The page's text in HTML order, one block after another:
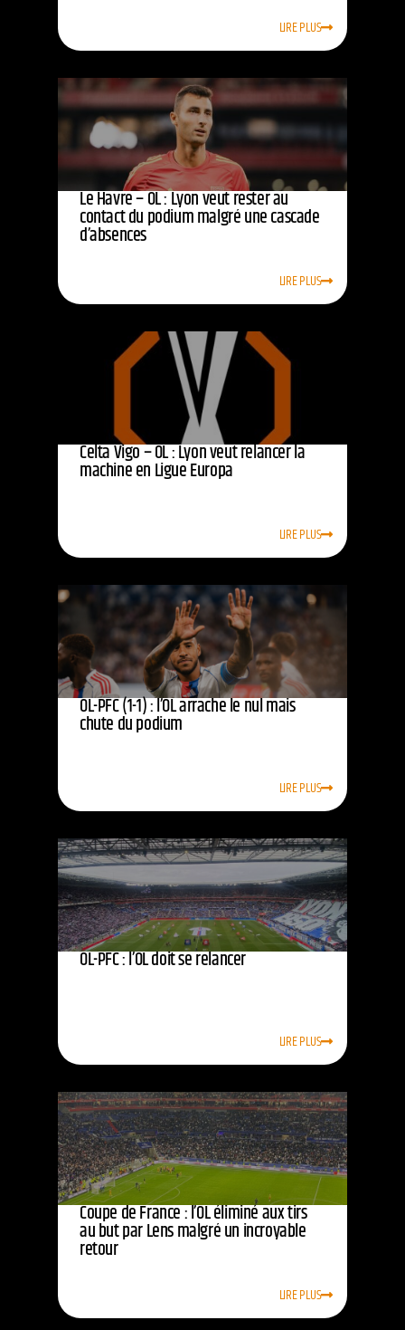
LIRE PLUS
Le Havre – OL : Lyon veut rester au
contact du podium malgré une cascade
d’absences
LIRE PLUS
Celta Vigo – OL : Lyon veut relancer la
machine en Ligue Europa
LIRE PLUS
OL-PFC (1-1) : l’OL arrache le nul mais
chute du podium
LIRE PLUS
OL-PFC : l’OL doit se relancer
LIRE PLUS
Coupe de France : l’OL éliminé aux tirs
au but par Lens malgré un incroyable
retour
LIRE PLUS